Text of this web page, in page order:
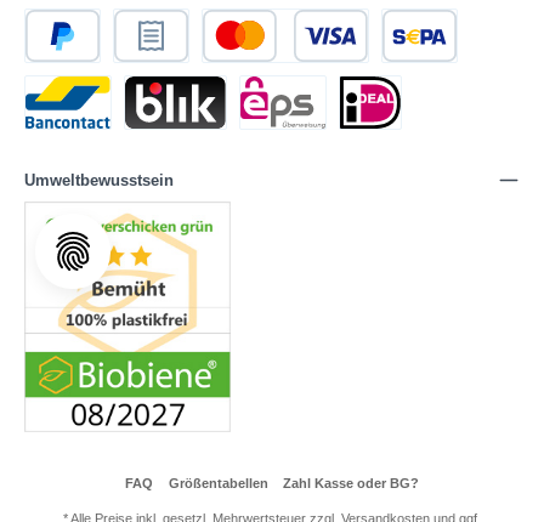
Umweltbewusstsein
FAQ Größentabellen Zahl Kasse oder BG?
* Alle Preise inkl. gesetzl. Mehrwertsteuer zzgl. Versandkosten und ggf.